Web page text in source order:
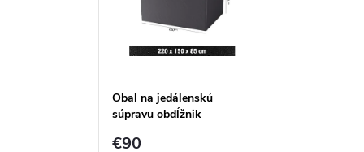
Obal na jedálenskú
súpravu obdĺžnik
€90